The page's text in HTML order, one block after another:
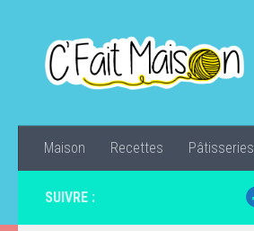
Maison Recettes Pâtisseries
SUIVRE :